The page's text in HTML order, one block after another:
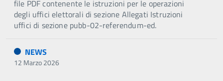
file PDF contenente le istruzioni per le operazioni
degli uffici elettorali di sezione Allegati Istruzioni
uffici di sezione pubb-02-referendum-ed.
NEWS
12 Marzo 2026